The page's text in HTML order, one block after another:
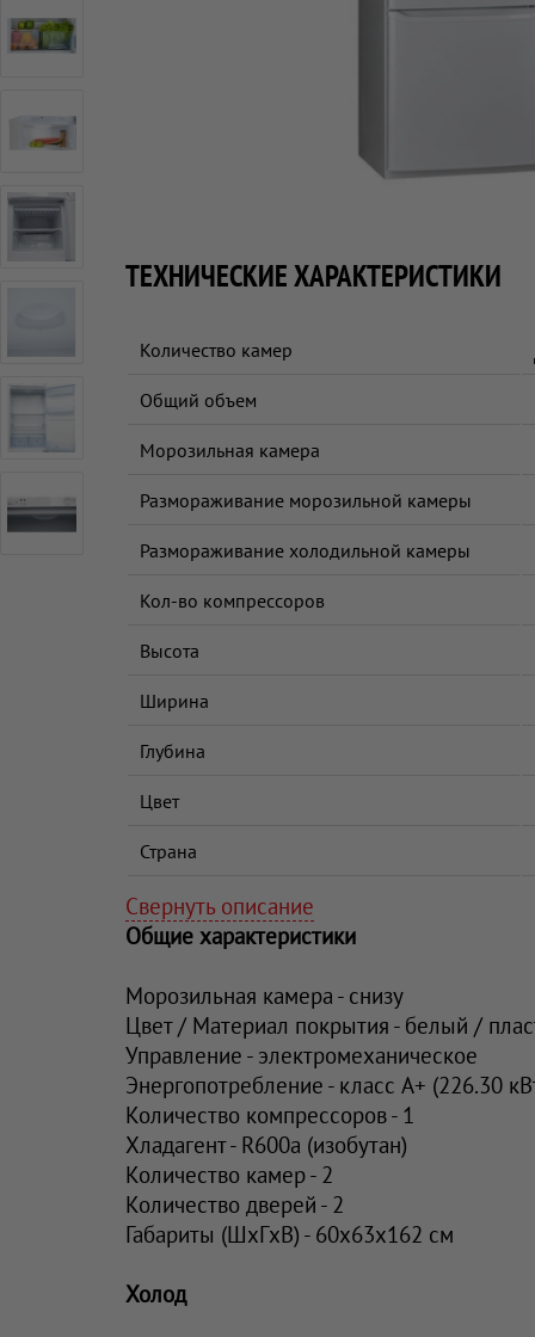
ТЕХНИЧЕСКИЕ ХАРАКТЕРИСТИКИ
Количество камер
Общий объем
Морозильная камера
Размораживание морозильной камеры
Размораживание холодильной камеры
Кол-во компрессоров
Высота
Ширина
Глубина
Цвет
Страна
Свернуть описание
Общие характеристики
Морозильная камера - снизу
Цвет / Материал покрытия - белый /
Управление - электромеханическое
Энергопотребление - класс A+ (226.30
Количество компрессоров - 1
Хладагент - R600a (изобутан)
Количество камер - 2
Количество дверей - 2
Габариты (ШxГxВ) - 60x63x162 см
Холод